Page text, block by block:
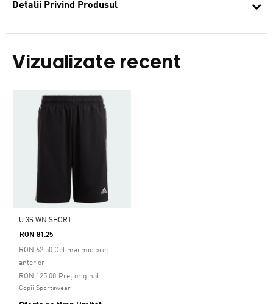
Detalii Privind Produsul
Vizualizate recent
U 3S WN SHORT
RON 81.25
RON 62.50 Cel mai mic preț
anterior
Preț original
Preț redus de la
RON 125.00la
Copii Sportswear